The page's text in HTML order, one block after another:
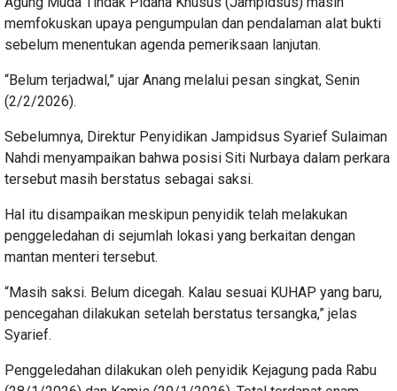
memfokuskan upaya pengumpulan dan pendalaman alat bukti
sebelum menentukan agenda pemeriksaan lanjutan.
“Belum terjadwal,” ujar Anang melalui pesan singkat, Senin
(2/2/2026).
Sebelumnya, Direktur Penyidikan Jampidsus Syarief Sulaiman
Nahdi menyampaikan bahwa posisi Siti Nurbaya dalam perkara
tersebut masih berstatus sebagai saksi.
Hal itu disampaikan meskipun penyidik telah melakukan
penggeledahan di sejumlah lokasi yang berkaitan dengan
mantan menteri tersebut.
“Masih saksi. Belum dicegah. Kalau sesuai KUHAP yang baru,
pencegahan dilakukan setelah berstatus tersangka,” jelas
Syarief.
Penggeledahan dilakukan oleh penyidik Kejagung pada Rabu